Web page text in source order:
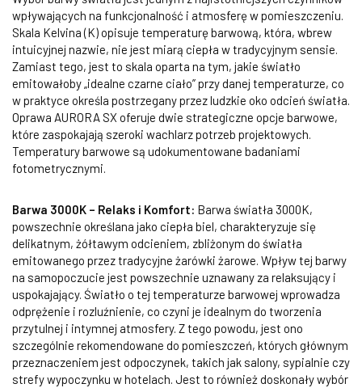
wpływających na funkcjonalność i atmosferę w pomieszczeniu.
Skala Kelvina (K) opisuje temperaturę barwową, która, wbrew
intuicyjnej nazwie, nie jest miarą ciepła w tradycyjnym sensie.
Zamiast tego, jest to skala oparta na tym, jakie światło
emitowałoby „idealne czarne ciało” przy danej temperaturze, co
w praktyce określa postrzegany przez ludzkie oko odcień światła.
Oprawa AURORA SX oferuje dwie strategiczne opcje barwowe,
które zaspokajają szeroki wachlarz potrzeb projektowych.
Temperatury barwowe są udokumentowane badaniami
fotometrycznymi.
Barwa 3000K – Relaks i Komfort: Barwa światła 3000K,
powszechnie określana jako ciepła biel, charakteryzuje się
delikatnym, żółtawym odcieniem, zbliżonym do światła
emitowanego przez tradycyjne żarówki żarowe. Wpływ tej barwy
na samopoczucie jest powszechnie uznawany za relaksujący i
uspokajający. Światło o tej temperaturze barwowej wprowadza
odprężenie i rozluźnienie, co czyni je idealnym do tworzenia
przytulnej i intymnej atmosfery. Z tego powodu, jest ono
szczególnie rekomendowane do pomieszczeń, których głównym
przeznaczeniem jest odpoczynek, takich jak salony, sypialnie czy
strefy wypoczynku w hotelach. Jest to również doskonały wybór